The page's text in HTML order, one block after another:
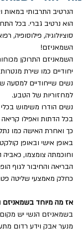
הנרטיב התרבותי במאות
הוא נרטיב גברי. בכל
סוציולוגיה, פילוסופיה,
השמאניזם!
השמאניזם התרוקן
יחודיים כמו שירת
נשים שייחודיים למסעה
למחזוריות של הטבע.
נשים הודרו משימוש
בכל הדתות ואפילו
כך ואחרת האישה כמו
באופן אישי ובאופן
וחוכמתה צומצמו, כאביה
הבריאה והחיבור לגוף
כחלק מאמצעי שליטה
אז מה מיוחד בשמאניזם
בשמאניזם הנשי יש מקום
מנער אבק וידע רדום